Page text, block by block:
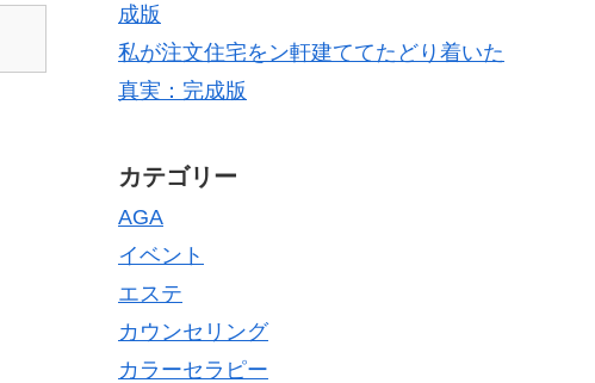
成版
私が注文住宅をン軒建ててたどり着いた
真実：完成版
カテゴリー
AGA
イベント
エステ
カウンセリング
カラーセラピー